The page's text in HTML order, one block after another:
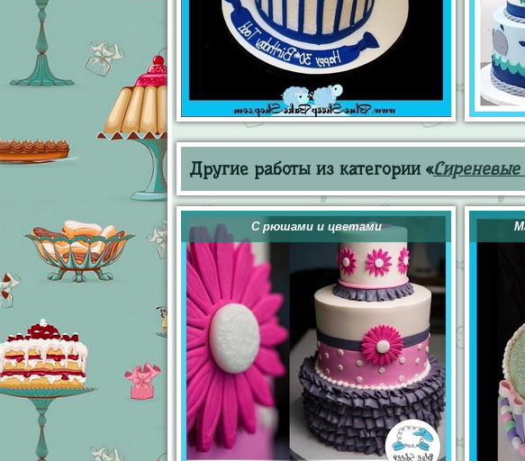
Другие работы из категории «Сиреневые
С рюшами и цветами